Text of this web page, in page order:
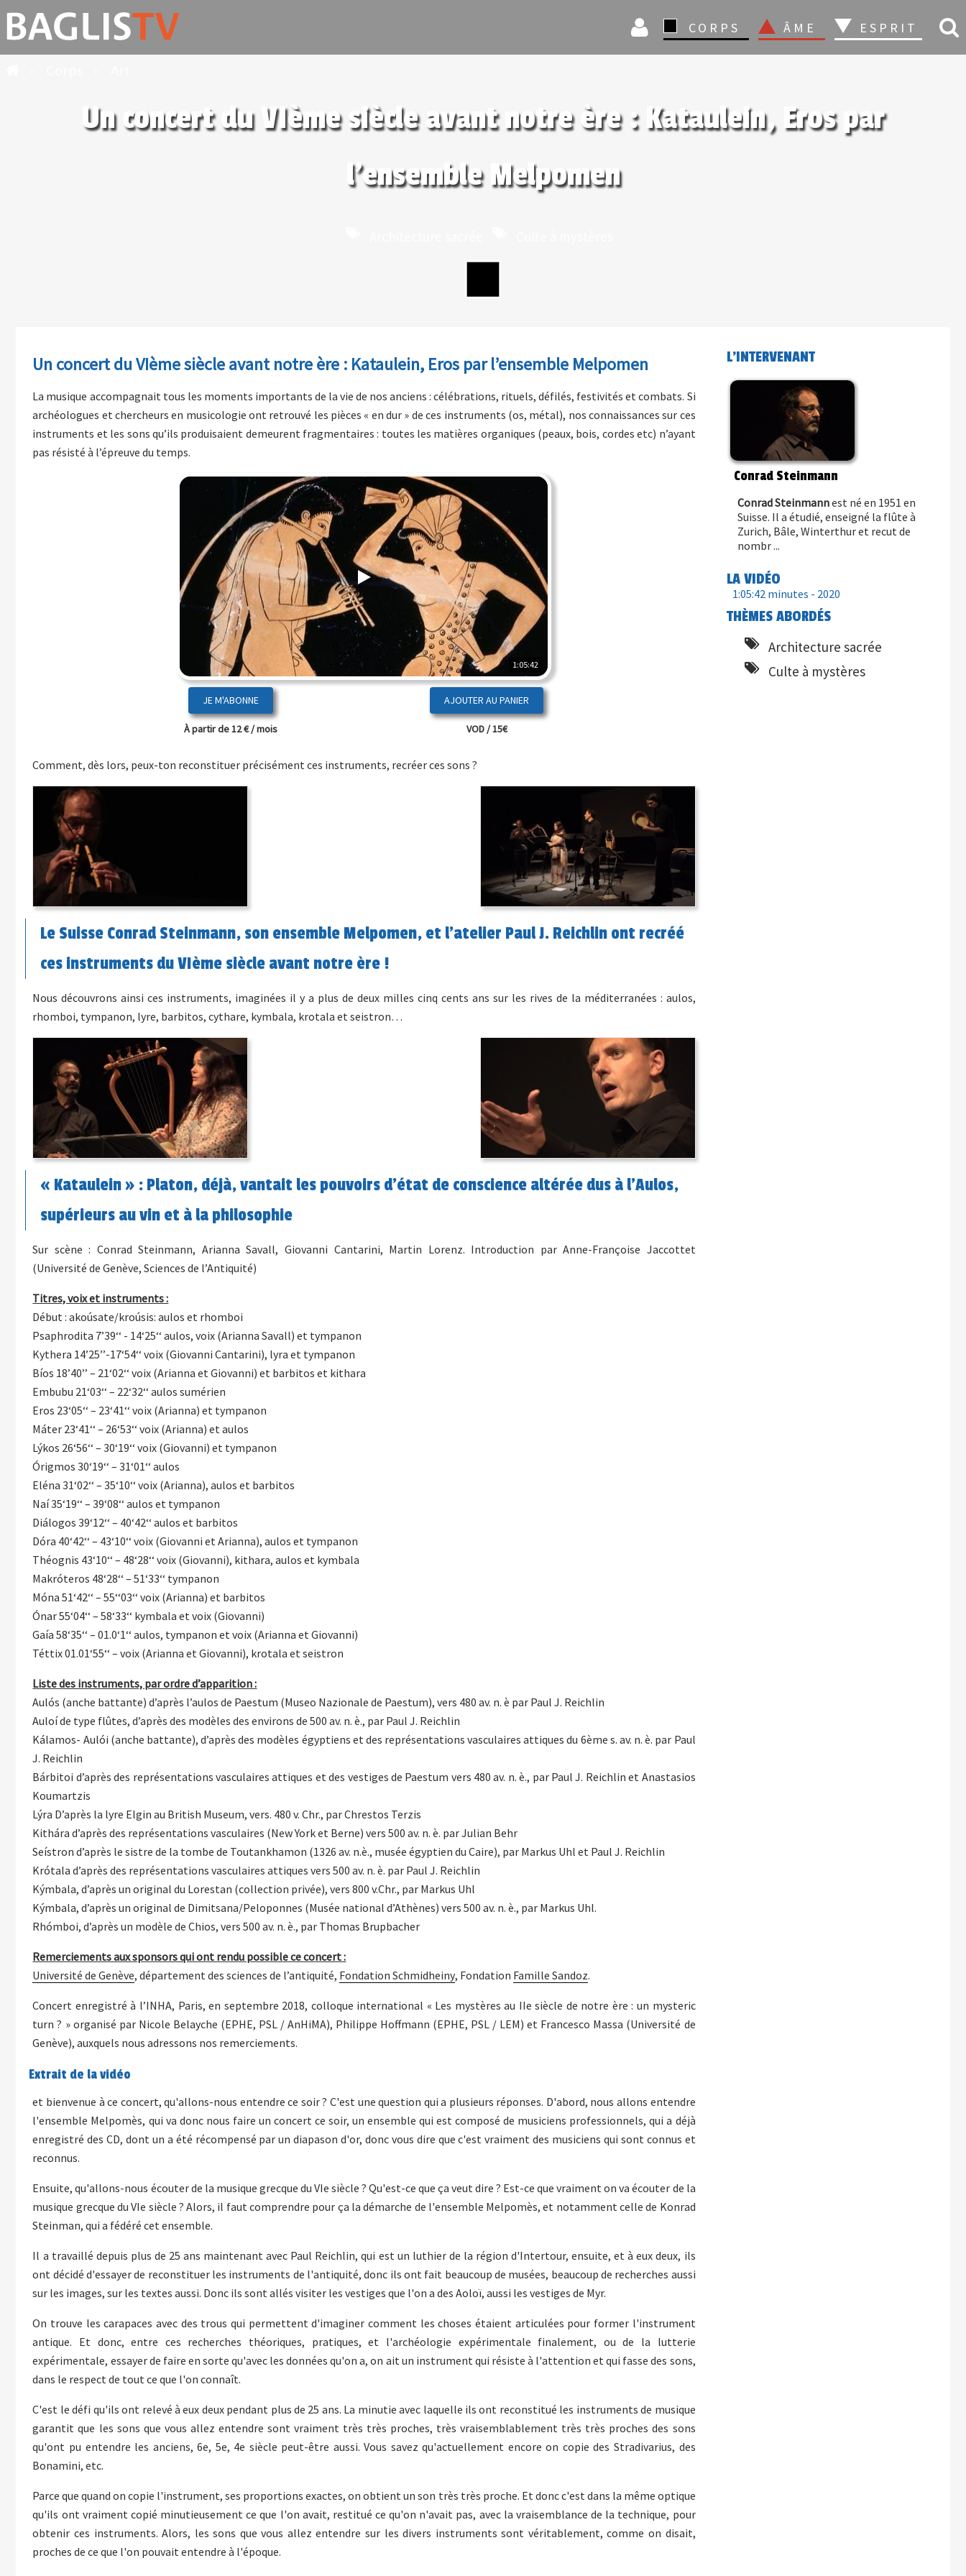
CONNEXION
CORPS ÂME ESPRIT
Un concert du VIème siècle avant notre ère : Kataulein, Eros par
l’ensemble Melpomen
Un concert du VIème siècle avant notre ère : Kataulein, Eros par l’ensemble Melpomen
La musique accompagnait tous les moments importants de la vie de nos anciens : célébrations, rituels, défilés, festivités et combats. Si
archéologues et chercheurs en musicologie ont retrouvé les pièces « en dur » de ces instruments (os, métal), nos connaissances sur ces
instruments et les sons qu’ils produisaient demeurent fragmentaires : toutes les matières organiques (peaux, bois, cordes etc) n’ayant
pas résisté à l’épreuve du temps.
1:05:42
JE M'ABONNE
À partir de 12 € / mois VOD / 15€
Comment, dès lors, peux-ton reconstituer précisément ces instruments, recréer ces sons ?
Le Suisse Conrad Steinmann, son ensemble Melpomen, et l’atelier Paul J. Reichlin ont recréé
ces instruments du VIème siècle avant notre ère !
Nous découvrons ainsi ces instruments, imaginées il y a plus de deux milles cinq cents ans sur les rives de la méditerranées : aulos,
rhomboi, tympanon, lyre, barbitos, cythare, kymbala, krotala et seistron…
« Kataulein » : Platon, déjà, vantait les pouvoirs d’état de conscience altérée dus à l’Aulos,
supérieurs au vin et à la philosophie
Sur scène : Conrad Steinmann, Arianna Savall, Giovanni Cantarini, Martin Lorenz. Introduction par Anne-Françoise Jaccottet
(Université de Genève, Sciences de l’Antiquité)
Titres, voix et instruments :
Début : akoúsate/kroúsis: aulos et rhomboi
Psaphrodita 7’39‘‘ - 14‘25‘‘ aulos, voix (Arianna Savall) et tympanon
Kythera 14’25’’-17‘54‘‘ voix (Giovanni Cantarini), lyra et tympanon
Bíos 18’40’’ – 21‘02‘‘ voix (Arianna et Giovanni) et barbitos et kithara
Embubu 21‘03‘‘ – 22‘32‘‘ aulos sumérien
Eros 23‘05‘‘ – 23‘41‘‘ voix (Arianna) et tympanon
Máter 23‘41‘‘ – 26‘53‘‘ voix (Arianna) et aulos
Lýkos 26‘56‘‘ – 30‘19‘‘ voix (Giovanni) et tympanon
Órigmos 30‘19‘‘ – 31‘01‘‘ aulos
Eléna 31‘02‘‘ – 35‘10‘‘ voix (Arianna), aulos et barbitos
Naí 35‘19‘‘ – 39‘08‘‘ aulos et tympanon
Diálogos 39‘12‘‘ – 40‘42‘‘ aulos et barbitos
Dóra 40‘42‘‘ – 43‘10‘‘ voix (Giovanni et Arianna), aulos et tympanon
Théognis 43‘10‘‘ – 48‘28‘‘ voix (Giovanni), kithara, aulos et kymbala
Makróteros 48‘28‘‘ – 51‘33‘‘ tympanon
Móna 51‘42‘‘ – 55‘‘03‘‘ voix (Arianna) et barbitos
Ónar 55‘04‘‘ – 58‘33‘‘ kymbala et voix (Giovanni)
Gaía 58‘35‘‘ – 01.0‘1‘‘ aulos, tympanon et voix (Arianna et Giovanni)
Téttix 01.01‘55‘‘ – voix (Arianna et Giovanni), krotala et seistron
Liste des instruments, par ordre d’apparition :
Aulós (anche battante) d’après l’aulos de Paestum (Museo Nazionale de Paestum), vers 480 av. n. è par Paul J. Reichlin
Auloí de type flûtes, d’après des modèles des environs de 500 av. n. è., par Paul J. Reichlin
Kálamos- Aulói (anche battante), d’après des modèles égyptiens et des représentations vasculaires attiques du 6ème s. av. n. è. par Paul
J. Reichlin
Bárbitoi d’après des représentations vasculaires attiques et des vestiges de Paestum vers 480 av. n. è., par Paul J. Reichlin et Anastasios
Koumartzis
Lýra D’après la lyre Elgin au British Museum, vers. 480 v. Chr., par Chrestos Terzis
Kithára d’après des représentations vasculaires (New York et Berne) vers 500 av. n. è. par Julian Behr
Seístron d’après le sistre de la tombe de Toutankhamon (1326 av. n.è., musée égyptien du Caire), par Markus Uhl et Paul J. Reichlin
Krótala d’après des représentations vasculaires attiques vers 500 av. n. è. par Paul J. Reichlin
Kýmbala, d’après un original du Lorestan (collection privée), vers 800 v.Chr., par Markus Uhl
Kýmbala, d’après un original de Dimitsana/Peloponnes (Musée national d’Athènes) vers 500 av. n. è., par Markus Uhl.
Rhómboi, d’après un modèle de Chios, vers 500 av. n. è., par Thomas Brupbacher
Remerciements aux sponsors qui ont rendu possible ce concert :
Université de Genève, département des sciences de l’antiquité, Fondation Schmidheiny, Fondation Famille Sandoz.
Concert enregistré à l’INHA, Paris, en septembre 2018, colloque international « Les mystères au IIe siècle de notre ère : un mysteric
turn ? » organisé par Nicole Belayche (EPHE, PSL / AnHiMA), Philippe Hoffmann (EPHE, PSL / LEM) et Francesco Massa (Université de
Genève), auxquels nous adressons nos remerciements.
Extrait de la vidéo
et bienvenue à ce concert, qu'allons-nous entendre ce soir ? C'est une question qui a plusieurs réponses. D'abord, nous allons entendre
l'ensemble Melpomès, qui va donc nous faire un concert ce soir, un ensemble qui est composé de musiciens professionnels, qui a déjà
enregistré des CD, dont un a été récompensé par un diapason d'or, donc vous dire que c'est vraiment des musiciens qui sont connus et
reconnus.
Ensuite, qu'allons-nous écouter de la musique grecque du VIe siècle ? Qu'est-ce que ça veut dire ? Est-ce que vraiment on va écouter de la
musique grecque du VIe siècle ? Alors, il faut comprendre pour ça la démarche de l'ensemble Melpomès, et notamment celle de Konrad
Steinman, qui a fédéré cet ensemble.
Il a travaillé depuis plus de 25 ans maintenant avec Paul Reichlin, qui est un luthier de la région d'Intertour, ensuite, et à eux deux, ils
ont décidé d'essayer de reconstituer les instruments de l'antiquité, donc ils ont fait beaucoup de musées, beaucoup de recherches aussi
sur les images, sur les textes aussi. Donc ils sont allés visiter les vestiges que l'on a des Aoloï, aussi les vestiges de Myr.
On trouve les carapaces avec des trous qui permettent d'imaginer comment les choses étaient articulées pour former l'instrument
antique. Et donc, entre ces recherches théoriques, pratiques, et l'archéologie expérimentale finalement, ou de la lutterie
expérimentale, essayer de faire en sorte qu'avec les données qu'on a, on ait un instrument qui résiste à l'attention et qui fasse des sons,
dans le respect de tout ce que l'on connaît.
C'est le défi qu'ils ont relevé à eux deux pendant plus de 25 ans. La minutie avec laquelle ils ont reconstitué les instruments de musique
garantit que les sons que vous allez entendre sont vraiment très très proches, très vraisemblablement très très proches des sons
qu'ont pu entendre les anciens, 6e, 5e, 4e siècle peut-être aussi. Vous savez qu'actuellement encore on copie des Stradivarius, des
Bonamini, etc.
Parce que quand on copie l'instrument, ses proportions exactes, on obtient un son très très proche. Et donc c'est dans la même optique
qu'ils ont vraiment copié minutieusement ce que l'on avait, restitué ce qu'on n'avait pas, avec la vraisemblance de la technique, pour
obtenir ces instruments. Alors, les sons que vous allez entendre sur les divers instruments sont véritablement, comme on disait,
proches de ce que l'on pouvait entendre à l'époque.
L'INTERVENANT
Conrad Steinmann
Conrad Steinmannest né en 1951 en
Suisse. Il a étudié, enseigné la flûte à
Zurich, Bâle, Winterthur et recut de
nombr ...
LA VIDÉO
1:05:42 minutes - 2020
THÈMES ABORDÉS
Architecture sacrée
Culte à mystères